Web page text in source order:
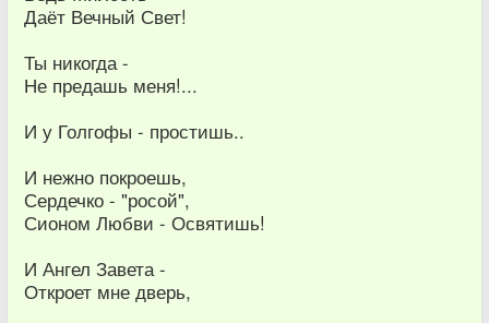
Даёт Вечный Свет!
Ты никогда -
Не предашь меня!...
И у Голгофы - простишь..
И нежно покроешь,
Сердечко - "росой",
Сионом Любви - Освятишь!
И Ангел Завета -
Откроет мне дверь,